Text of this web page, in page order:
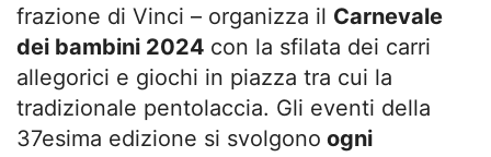
frazione di Vinci – organizza il Carnevale
dei bambini 2024 con la sfilata dei carri
allegorici e giochi in piazza tra cui la
tradizionale pentolaccia. Gli eventi della
37esima edizione si svolgono ogni